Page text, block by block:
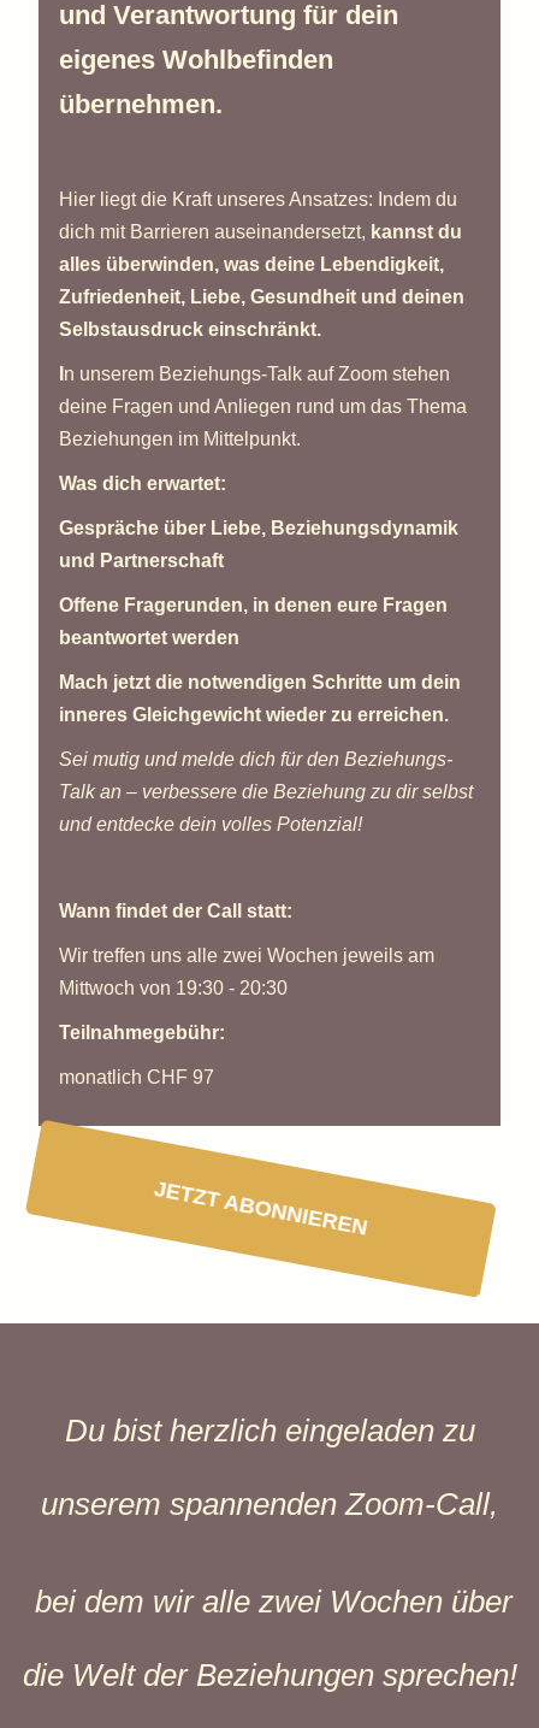
und Verantwortung für dein
eigenes Wohlbefinden
übernehmen.
Hier liegt die Kraft unseres Ansatzes: Indem du
dich mit Barrieren auseinandersetzt, kannst du
alles überwinden, was deine Lebendigkeit,
Zufriedenheit, Liebe, Gesundheit und deinen
Selbstausdruck einschränkt.
n unserem Beziehungs-Talk auf Zoom stehen
deine Fragen und Anliegen rund um das Thema
Beziehungen im Mittelpunkt.
Was dich erwartet:
Gespräche über Liebe, Beziehungsdynamik
und Partnerschaft
Offene Fragerunden, in denen eure Fragen
beantwortet werden
Mach jetzt die notwendigen Schritte um dein
inneres Gleichgewicht wieder zu erreichen.
Sei mutig und melde dich für den Beziehungs-
Talk an – verbessere die Beziehung zu dir selbst
und entdecke dein volles Potenzial!
Wann findet der Call statt:
Wir treffen uns alle zwei Wochen jeweils am
Mittwoch von 19:30 - 20:30
Teilnahmegebühr:
monatlich CHF 97
JETZT ABONNIEREN
Du bist herzlich eingeladen zu
unserem spannenden Zoom-Call,
bei dem wir alle zwei Wochen über
die Welt der Beziehungen sprechen!